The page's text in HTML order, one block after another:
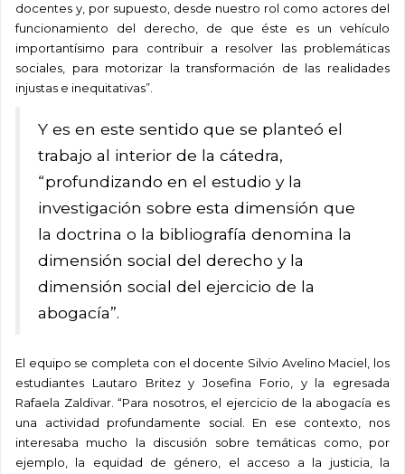
docentes y, por supuesto, desde nuestro rol como actores del
funcionamiento del derecho, de que éste es un vehículo
importantísimo para contribuir a resolver las problemáticas
sociales, para motorizar la transformación de las realidades
injustas e inequitativas”.
Y es en este sentido que se planteó el
trabajo al interior de la cátedra,
“profundizando en el estudio y la
investigación sobre esta dimensión que
la doctrina o la bibliografía denomina la
dimensión social del derecho y la
dimensión social del ejercicio de la
abogacía”.
El equipo se completa con el docente Silvio Avelino Maciel, los
estudiantes Lautaro Britez y Josefina Forio, y la egresada
Rafaela Zaldivar. “Para nosotros, el ejercicio de la abogacía es
una actividad profundamente social. En ese contexto, nos
interesaba mucho la discusión sobre temáticas como, por
ejemplo, la equidad de género, el acceso a la justicia, la